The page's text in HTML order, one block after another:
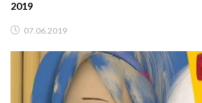
2019
07.06.2019